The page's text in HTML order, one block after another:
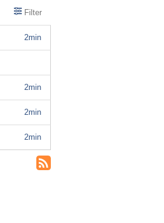
Filter
2min
2min
2min
2min